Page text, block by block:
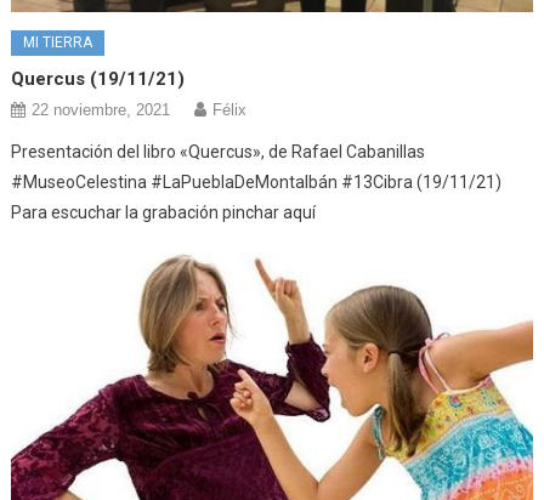
MI TIERRA
Quercus (19/11/21)
22 noviembre, 2021 Félix
Presentación del libro «Quercus», de Rafael Cabanillas
#MuseoCelestina #LaPueblaDeMontalbán #13Cibra (19/11/21)
Para escuchar la grabación pinchar aquí